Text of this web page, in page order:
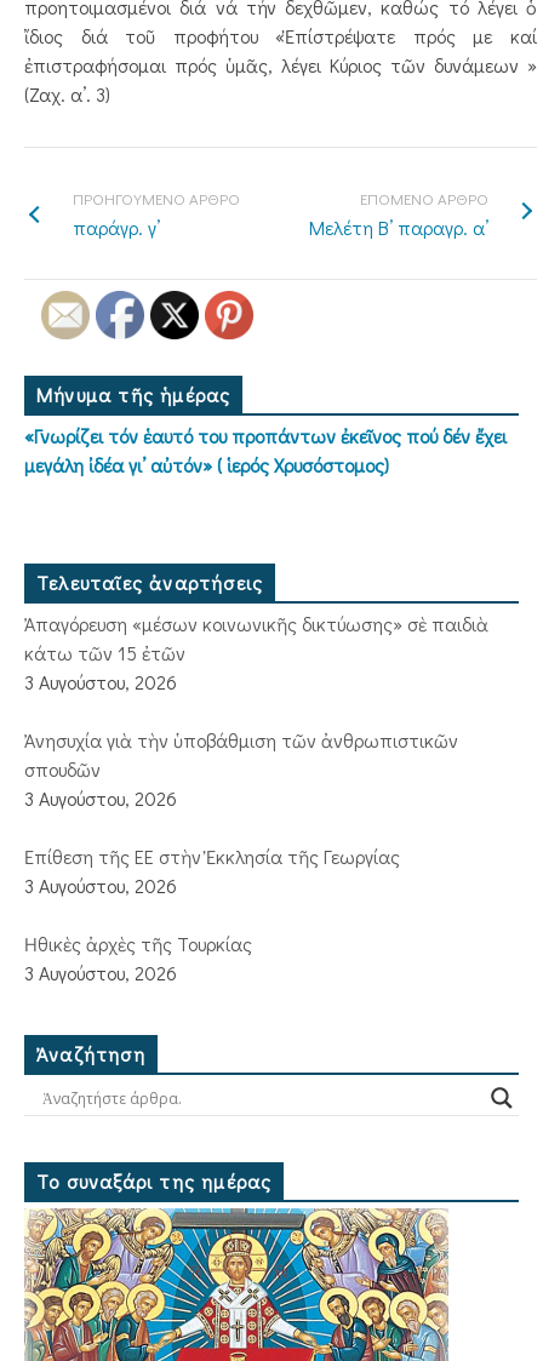
προητοιμασμένοι διά νά τήν δεχθῶμεν, καθώς τό λέγει ὁ
ἴδιος διά τοῦ προφήτου «Ἐπίστρέψατε πρός με καί
ἐπιστραφήσομαι πρός ὑμᾶς, λέγει Κύριος τῶν δυνάμεων »
(Ζαχ. α’. 3)
ΠΡΟΗΓΟΥΜΕΝΟ ΑΡΘΡΟ
παράγρ. γ’
ΕΠΟΜΕΝΟ ΑΡΘΡΟ
Μελέτη Β’ παραγρ. α’
Μήνυμα τῆς ἡμέρας
«Γνωρίζει τόν ἑαυτό του προπάντων ἐκεῖνος πού δέν ἔχει
μεγάλη ἰδέα γι’ αὐτόν» ( ἱερός Χρυσόστομος)
Τελευταῖες ἀναρτήσεις
Ἀπαγόρευση «μέσων κοινωνικῆς δικτύωσης» σὲ παιδιὰ
κάτω τῶν 15 ἐτῶν
3 Αυγούστου, 2026
Ἀνησυχία γιὰ τὴν ὑποβάθμιση τῶν ἀνθρωπιστικῶν
σπουδῶν
3 Αυγούστου, 2026
Ἐπίθεση τῆς ΕΕ στὴν Ἐκκλησία τῆς Γεωργίας
3 Αυγούστου, 2026
Ἠθικὲς ἀρχὲς τῆς Τουρκίας
3 Αυγούστου, 2026
Ἀναζήτηση
Το συναξάρι της ημέρας